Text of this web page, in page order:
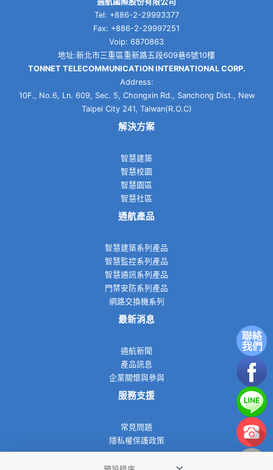
Tel: +886-2-29993377
Fax: +886-2-29997251
Voip: 6870863
地址:新北市三重區重新路五段609巷6號10樓
TONNET TELECOMMUNICATION INTERNATIONAL CORP.
Address:
10F., No.6, Ln. 609, Sec. 5, Chongxin Rd., Sanchong Dist., New
Taipei City 241, Taiwan(R.O.C)
解決方案
智慧建築
智慧校園
智慧園區
智慧社區
通航產品
智慧建築系列產品
智慧監控系列產品
智慧通訊系列產品
門禁安防系列產品
網路交換機系列
最新消息
通航新聞
產品訊息
企業關懷與參與
服務支援
常見問題
隱私權保護政策